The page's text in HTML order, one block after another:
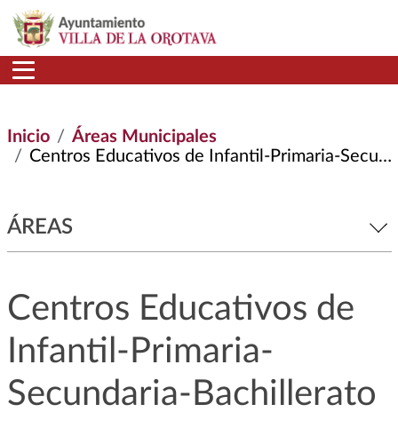
Pasar al contenido principal
Inicio
Áreas Municipales
Centros Educativos de Infantil-Primaria-Secundaria-Bachillerato
ÁREAS
Centros Educativos de
Infantil-Primaria-
Secundaria-Bachillerato